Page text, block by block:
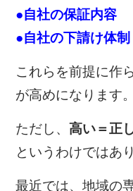
●自社の保証内容
●自社の下請け体制
これらを前提に作
が高めになります。
ただし、高い＝正
というわけではあ
最近では、地域の